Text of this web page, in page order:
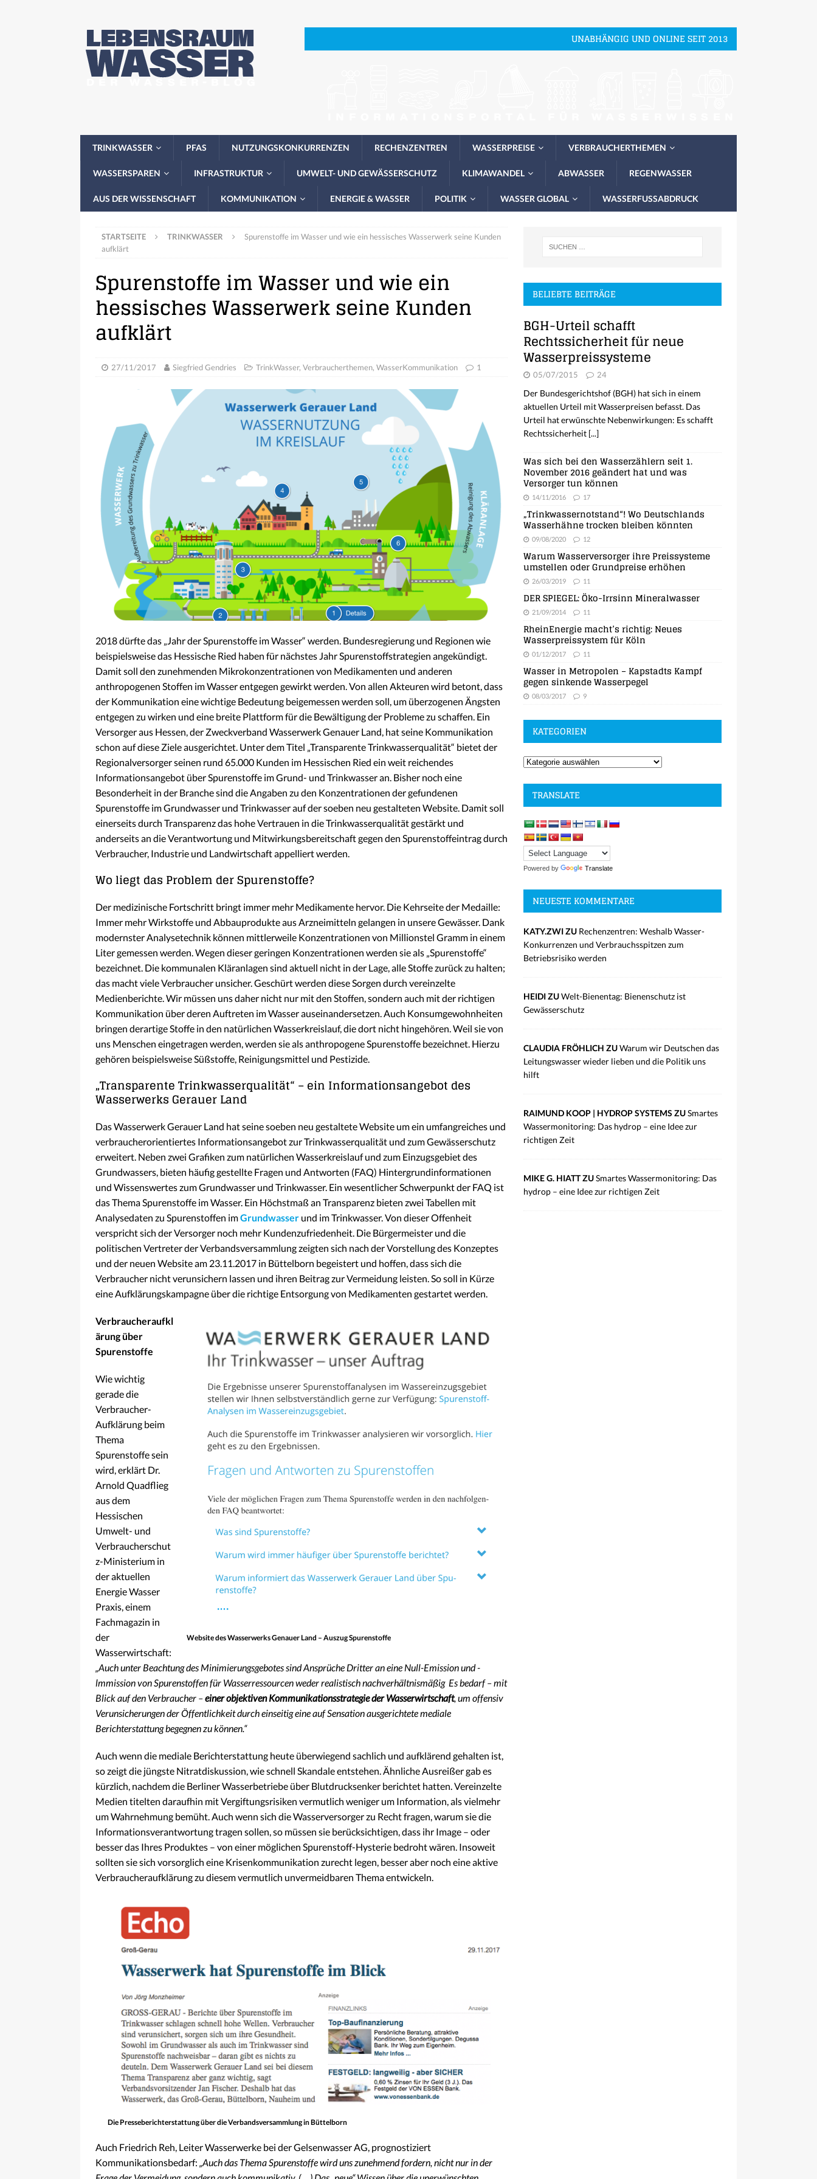
UNABHÄNGIG UND ONLINE SEIT 2013
TRINKWASSER PFAS NUTZUNGSKONKURRENZEN RECHENZENTREN WASSERPREISE VERBRAUCHERTHEMEN
WASSERSPAREN INFRASTRUKTUR UMWELT- UND GEWÄSSERSCHUTZ KLIMAWANDEL ABWASSER REGENWASSER
AUS DER WISSENSCHAFT KOMMUNIKATION ENERGIE & WASSER POLITIK WASSER GLOBAL WASSERFUSSABDRUCK
STARTSEITE TRINKWASSER
Spurenstoffe im Wasser und wie ein hessisches Wasserwerk seine Kunden
aufklärt
Spurenstoffe im Wasser und wie ein
hessisches Wasserwerk seine Kunden
aufklärt
27/11/2017 Siegfried Gendries TrinkWasser, Verbraucherthemen, WasserKommunikation 1
2018 dürfte das „Jahr der Spurenstoffe im Wasser“ werden. Bundesregierung und Regionen wie
beispielsweise das Hessische Ried haben für nächstes Jahr Spurenstoffstrategien angekündigt.
Damit soll den zunehmenden Mikrokonzentrationen von Medikamenten und anderen
anthropogenen Stoffen im Wasser entgegen gewirkt werden. Von allen Akteuren wird betont, dass
der Kommunikation eine wichtige Bedeutung beigemessen werden soll, um überzogenen Ängsten
entgegen zu wirken und eine breite Plattform für die Bewältigung der Probleme zu schaffen. Ein
Versorger aus Hessen, der Zweckverband Wasserwerk Genauer Land, hat seine Kommunikation
schon auf diese Ziele ausgerichtet. Unter dem Titel „Transparente Trinkwasserqualität“ bietet der
Regionalversorger seinen rund 65.000 Kunden im Hessischen Ried ein weit reichendes
Informationsangebot über Spurenstoffe im Grund- und Trinkwasser an. Bisher noch eine
Besonderheit in der Branche sind die Angaben zu den Konzentrationen der gefundenen
Spurenstoffe im Grundwasser und Trinkwasser auf der soeben neu gestalteten Website. Damit soll
einerseits durch Transparenz das hohe Vertrauen in die Trinkwasserqualität gestärkt und
anderseits an die Verantwortung und Mitwirkungsbereitschaft gegen den Spurenstoffeintrag durch
Verbraucher, Industrie und Landwirtschaft appelliert werden.
Wo liegt das Problem der Spurenstoffe?
Der medizinische Fortschritt bringt immer mehr Medikamente hervor. Die Kehrseite der Medaille:
Immer mehr Wirkstoffe und Abbauprodukte aus Arzneimitteln gelangen in unsere Gewässer. Dank
modernster Analysetechnik können mittlerweile Konzentrationen von Millionstel Gramm in einem
Liter gemessen werden. Wegen dieser geringen Konzentrationen werden sie als „Spurenstoffe“
bezeichnet. Die kommunalen Kläranlagen sind aktuell nicht in der Lage, alle Stoffe zurück zu halten;
das macht viele Verbraucher unsicher. Geschürt werden diese Sorgen durch vereinzelte
Medienberichte. Wir müssen uns daher nicht nur mit den Stoffen, sondern auch mit der richtigen
Kommunikation über deren Auftreten im Wasser auseinandersetzen. Auch Konsumgewohnheiten
bringen derartige Stoffe in den natürlichen Wasserkreislauf, die dort nicht hingehören. Weil sie von
uns Menschen eingetragen werden, werden sie als anthropogene Spurenstoffe bezeichnet. Hierzu
gehören beispielsweise Süßstoffe, Reinigungsmittel und Pestizide.
„Transparente Trinkwasserqualität“ – ein Informationsangebot des
Wasserwerks Gerauer Land
Das Wasserwerk Gerauer Land hat seine soeben neu gestaltete Website um ein umfangreiches und
verbraucherorientiertes Informationsangebot zur Trinkwasserqualität und zum Gewässerschutz
erweitert. Neben zwei Grafiken zum natürlichen Wasserkreislauf und zum Einzugsgebiet des
Grundwassers, bieten häufig gestellte Fragen und Antworten (FAQ) Hintergrundinformationen
und Wissenswertes zum Grundwasser und Trinkwasser. Ein wesentlicher Schwerpunkt der FAQ ist
das Thema Spurenstoffe im Wasser. Ein Höchstmaß an Transparenz bieten zwei Tabellen mit
Analysedaten zu Spurenstoffen imGrundwasser und im Trinkwasser. Von dieser Offenheit
verspricht sich der Versorger noch mehr Kundenzufriedenheit. Die Bürgermeister und die
politischen Vertreter der Verbandsversammlung zeigten sich nach der Vorstellung des Konzeptes
und der neuen Website am 23.11.2017 in Büttelborn begeistert und hoffen, dass sich die
Verbraucher nicht verunsichern lassen und ihren Beitrag zur Vermeidung leisten. So soll in Kürze
eine Aufklärungskampagne über die richtige Entsorgung von Medikamenten gestartet werden.
Website des Wasserwerks Genauer Land – Auszug Spurenstoffe
Verbraucheraufkl
ärung über
Spurenstoffe
Wie wichtig
gerade die
Verbraucher-
Aufklärung beim
Thema
Spurenstoffe sein
wird, erklärt Dr.
Arnold Quadflieg
aus dem
Hessischen
Umwelt- und
Verbraucherschut
z-Ministerium in
der aktuellen
Energie Wasser
Praxis, einem
Fachmagazin in
der
Wasserwirtschaft:
„Auch unter Beachtung des Minimierungsgebotes sind Ansprüche Dritter an eine Null-Emission und -
lmmission von Spurenstoffen für Wasserressourcen weder realistisch nachverhältnismäßig Es bedarf – mit
Blick auf den Verbraucher –einer objektiven Kommunikationsstrategie der Wasserwirtschaft, um offensiv
Verunsicherungen der Öffentlichkeit durch einseitig eine auf Sensation ausgerichtete mediale
Berichterstattung begegnen zu können.“
Auch wenn die mediale Berichterstattung heute überwiegend sachlich und aufklärend gehalten ist,
so zeigt die jüngste Nitratdiskussion, wie schnell Skandale entstehen. Ähnliche Ausreißer gab es
kürzlich, nachdem die Berliner Wasserbetriebe über Blutdrucksenker berichtet hatten. Vereinzelte
Medien titelten daraufhin mit Vergiftungsrisiken vermutlich weniger um Information, als vielmehr
um Wahrnehmung bemüht. Auch wenn sich die Wasserversorger zu Recht fragen, warum sie die
Informationsverantwortung tragen sollen, so müssen sie berücksichtigen, dass ihr Image – oder
besser das Ihres Produktes – von einer möglichen Spurenstoff-Hysterie bedroht wären. Insoweit
sollten sie sich vorsorglich eine Krisenkommunikation zurecht legen, besser aber noch eine aktive
Verbraucheraufklärung zu diesem vermutlich unvermeidbaren Thema entwickeln.
Die Presseberichterstattung über die Verbandsversammlung in Büttelborn
Auch Friedrich Reh, Leiter Wasserwerke bei der Gelsenwasser AG, prognostiziert
Kommunikationsbedarf: „Auch das Thema Spurenstoffe wird uns zunehmend fordern, nicht nur in der
BELIEBTE BEITRÄGE
BGH-Urteil schafft
Rechtssicherheit für neue
Wasserpreissysteme
05/07/2015 24
Der Bundesgerichtshof (BGH) hat sich in einem
aktuellen Urteil mit Wasserpreisen befasst. Das
Urteil hat erwünschte Nebenwirkungen: Es schafft
Rechtssicherheit [...]
Was sich bei den Wasserzählern seit 1.
November 2016 geändert hat und was
Versorger tun können
14/11/2016 17
„Trinkwassernotstand“! Wo Deutschlands
Wasserhähne trocken bleiben könnten
09/08/2020 12
Warum Wasserversorger ihre Preissysteme
umstellen oder Grundpreise erhöhen
26/03/2019 11
DER SPIEGEL: Öko-Irrsinn Mineralwasser
21/09/2014 11
RheinEnergie macht’s richtig: Neues
Wasserpreissystem für Köln
01/12/2017 11
Wasser in Metropolen – Kapstadts Kampf
gegen sinkende Wasserpegel
08/03/2017 9
KATEGORIEN
TRANSLATE
Powered by Translate
NEUESTE KOMMENTARE
KATY.ZWI ZU Rechenzentren: Weshalb Wasser-
Konkurrenzen und Verbrauchsspitzen zum
Betriebsrisiko werden
HEIDI ZUWelt-Bienentag: Bienenschutz ist
Gewässerschutz
CLAUDIA FRÖHLICH ZUWarum wir Deutschen das
Leitungswasser wieder lieben und die Politik uns
hilft
RAIMUND KOOP | HYDROP SYSTEMS ZUSmartes
Wassermonitoring: Das hydrop – eine Idee zur
richtigen Zeit
MIKE G. HIATT ZUSmartes Wassermonitoring: Das
hydrop – eine Idee zur richtigen Zeit